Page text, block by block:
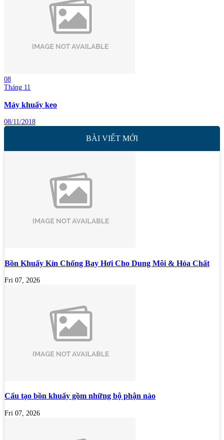
08
Tháng 11
Máy khuấy keo
08/11/2018
BÀI VIẾT MỚI
Bồn Khuấy Kín Chống Bay Hơi Cho Dung Môi & Hóa Chất
Fri 07, 2026
Cấu tạo bồn khuấy gồm những bộ phận nào
Fri 07, 2026